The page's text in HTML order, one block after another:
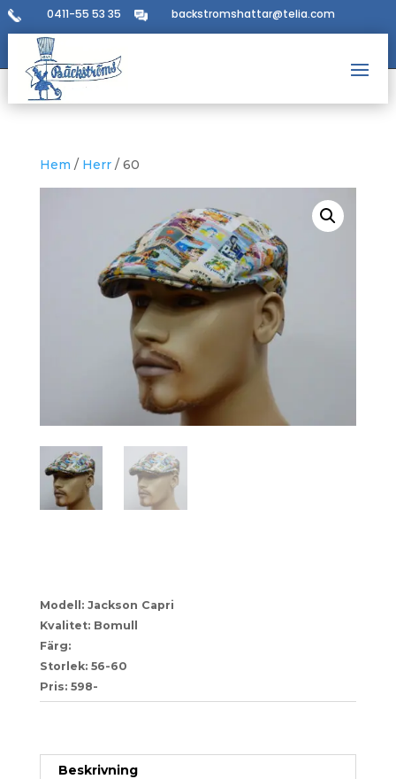
0411-55 53 35 backstromshattar@telia.com
Hem / Herr/ 60
Modell: Jackson Capri
Kvalitet: Bomull
Färg:
Storlek: 56-60
Pris: 598-
Beskrivning